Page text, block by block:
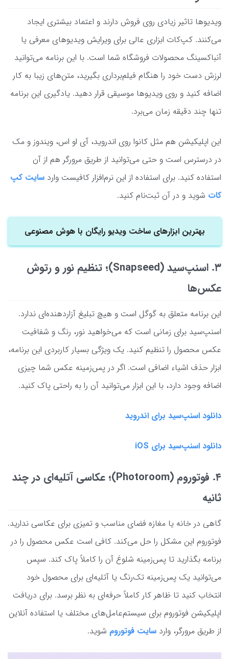
ویدیوها تاثیر زیادی روی فروش دارند و اعتماد بیشتری ایجاد
می‌کنند. کپ‌کات ابزاری عالی برای ویرایش ویدیوهای معرفی یا
آنباکسینگ محصولات فروشگاه شما است. با این برنامه می‌توانید
لرزش دست خود را هنگام فیلم‌برداری بگیرید، متن‌های زیبا به کار
اضافه کنید و روی ویدیوها موسیقی قرار دهید. یادگیری این برنامه
تنها چند دقیقه زمان می‌برد.
این اپلیکیشن هم مثل کانوا روی اندروید، آی او اس، ویندوز و مک
در درسترس است و حتی می‌توانید از طریق مرورگر هم از آن
استفاده کنید. برای استفاده از این نرم‌افزار کافیست وارد سایت کپ
کات شوید و در آن ثبت‌نام کنید.
بهترین ابزارهای ساخت ویدیو رایگان با هوش مصنوعی
۳. اسنپ‌سید (Snapseed)؛ تنظیم نور و رتوش
عکس‌ها
این برنامه متعلق به گوگل است و هیچ تبلیغ آزاردهنده‌ای ندارد.
اسنپ‌سید برای زمانی است که می‌خواهید نور، رنگ و شفافیت
عکس محصول را تنظیم کنید. یک ویژگی بسیار کاربردی این برنامه،
ابزار حذف اشیاء اضافی است. اگر در پس‌زمینه عکس شما چیزی
اضافه وجود دارد، با این ابزار می‌توانید آن را به راحتی پاک کنید.
دانلود اسنپ‌سید برای اندروید
دانلود اسنپ‌سید برای iOS
۴. فوتوروم (Photoroom)؛ عکاسی آتلیه‌ای در چند
ثانیه
گاهی در خانه یا مغازه فضای مناسب و تمیزی برای عکاسی ندارید.
فوتوروم این مشکل را حل می‌کند. کافی است عکس محصول را در
برنامه بگذارید تا پس‌زمینه شلوغ آن را کاملاً پاک کند. سپس
می‌توانید یک پس‌زمینه تک‌رنگ یا آتلیه‌ای برای محصول خود
انتخاب کنید تا ظاهر کار کاملاً حرفه‌ای به نظر برسد. برای دریافت
اپلیکیشن فوتوروم برای سیستم‌عامل‌های مختلف یا استفاده آنلاین
از طریق مرورگر، وارد سایت فوتوروم شوید.